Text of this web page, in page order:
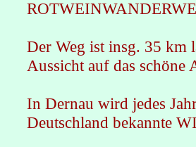
Der Weg ist insg. 35 km
Aussicht auf das schöne
In Dernau wird jedes
Deutschland bekannte